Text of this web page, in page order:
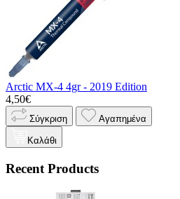
Arctic MX-4 4gr - 2019 Edition
4,50€
Σύγκριση Αγαπημένα
Καλάθι
Recent Products